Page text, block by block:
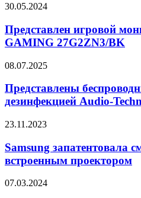
с
Helio
G100
Представлен
монитор
AOC
AGON
27G2ZN3/BK
30.05.2024
Представлен игровой
GAMING 27G2ZN3/BK
Представлены
наушники
УФ-
Audio-
ATH-
TWX9MK2
08.07.2025
Представлены
дезинфекцией Audio-
Samsung
смарт-
часы
со
проектором
23.11.2023
Samsung запатентовала
встроенным проектором
Представлены
07.03.2024